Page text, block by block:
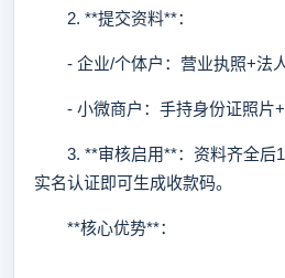
2. **提交资料**：
- 企业/个体户：营业执照+法
- 小微商户：手持身份证照片+
3. **审核启用**：资料齐全后1
实名认证即可生成收款码。
**核心优势**：